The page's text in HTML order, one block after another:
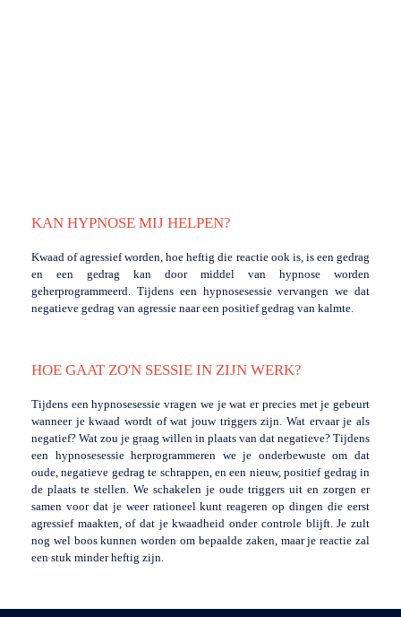
KAN HYPNOSE MIJ HELPEN?
Kwaad of agressief worden, hoe heftig die reactie ook is, is een gedrag
en een gedrag kan door middel van hypnose worden
geherprogrammeerd. Tijdens een hypnosesessie vervangen we dat
negatieve gedrag van agressie naar een positief gedrag van kalmte.
HOE GAAT ZO'N SESSIE IN ZIJN WERK?
Tijdens een hypnosesessie vragen we je wat er precies met je gebeurt
wanneer je kwaad wordt of wat jouw triggers zijn. Wat ervaar je als
negatief? Wat zou je graag willen in plaats van dat negatieve? Tijdens
een hypnosesessie herprogrammeren we je onderbewuste om dat
oude, negatieve gedrag te schrappen, en een nieuw, positief gedrag in
de plaats te stellen. We schakelen je oude triggers uit en zorgen er
samen voor dat je weer rationeel kunt reageren op dingen die eerst
agressief maakten, of dat je kwaadheid onder controle blijft. Je zult
nog wel boos kunnen worden om bepaalde zaken, maar je reactie zal
een stuk minder heftig zijn.